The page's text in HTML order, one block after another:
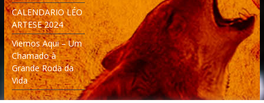
CALENDARIO LÉO
ARTESE 2024
Viemos Aqui – Um
Chamado à
Grande Roda da
Vida